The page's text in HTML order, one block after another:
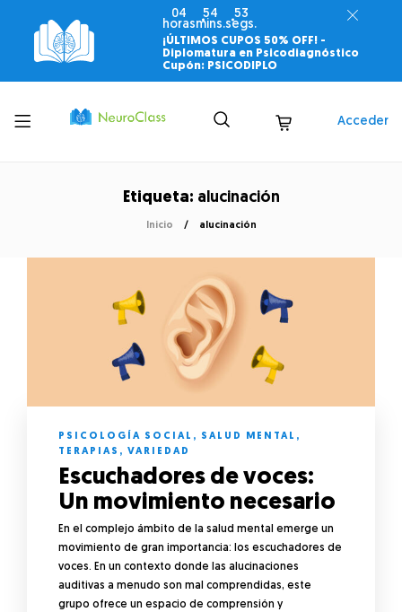
04
horas
54
mins.
52
segs.
¡ÚLTIMOS CUPOS 50% OFF! -
Diplomatura en Psicodiagnóstico
Cupón: PSICODIPLO
Toggle
menu
Acceder
Etiqueta: alucinación
Inicio alucinación
PSICOLOGÍA SOCIAL , SALUD MENTAL ,
TERAPIAS , VARIEDAD
Escuchadores de voces:
Un movimiento necesario
En el complejo ámbito de la salud mental emerge un
movimiento de gran importancia: los escuchadores de
voces. En un contexto donde las alucinaciones
auditivas a menudo son mal comprendidas, este
grupo ofrece un espacio de comprensión y